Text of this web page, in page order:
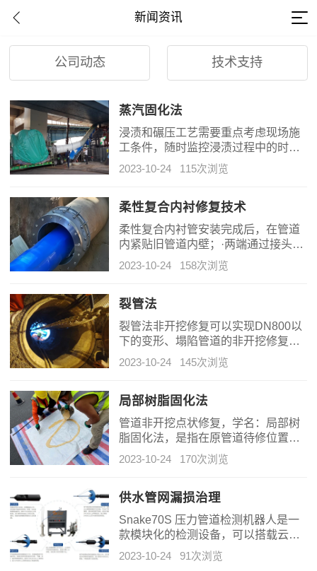
新闻资讯
公司动态 技术支持
蒸汽固化法
浸渍和碾压工艺需要重点考虑现场施
工条件，随时监控浸渍过程中的时
间，浸渍需要充分彻底，通过物理降
温措施尽量延缓环氧树脂和固化剂的
作业或者选择厂内浸渍作业。
2023-10-24 115次浏览
柔性复合内衬修复技术
柔性复合内衬管安装完成后，在管道
内紧贴旧管道内壁；·两端通过接头与
旧管道相链接；·连接完成后，介质在
柔性复合内衬管内部流动，避免了与
2023-10-24 158次浏览
裂管法
裂管法非开挖修复可以实现DN800以
下的变形、塌陷管道的非开挖修复，
此工法具完全不开挖、少占道、施工
周期短、不破坏相邻管线的特点。
2023-10-24 145次浏览
局部树脂固化法
管道非开挖点状修复，学名：局部树
脂固化法，是指在原管道待修位置，
采取专用点修复气囊扩张法，将均匀
浸渍固化性树脂的玻璃纤维织物，紧
后，形成局部短管内衬的一种环状局
部修复方法。固化物硬度高，韧性
好，有很强的抗冲击及抗弯曲性能，
同时也具有非常强的耐腐蚀性。
2023-10-24 170次浏览
供水管网漏损治理
Snake70S 压力管道检测机器人是一
款模块化的检测设备，可以搭载云台
灯光、高精度环形扫描声呐、压力变
送器、水听器、定位信标、陀螺仪等
2023-10-24 91次浏览